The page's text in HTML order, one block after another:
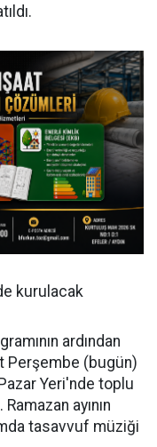
kurulacak
ardından
Perşembe (bugün)
Yeri'nde toplu
ayının
tasavvuf müziği